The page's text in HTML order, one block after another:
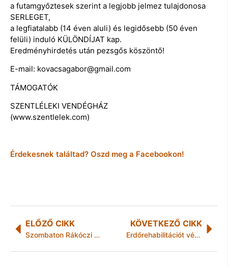
a futamgyőztesek szerint a legjobb jelmez tulajdonosa
SERLEGET,
a legfiatalabb (14 éven aluli) és legidősebb (50 éven
felüli) induló KÜLÖNDÍJAT kap.
Eredményhirdetés után pezsgős köszöntő!
E-mail: kovacsagabor@gmail.com
TÁMOGATÓK
SZENTLÉLEKI VENDÉGHÁZ
(www.szentlelek.com)
Érdekesnek találtad? Oszd meg a Facebookon!
ELŐZŐ CIKK
Szombaton Rákóczi Emléktúra
KÖVETKEZŐ CIKK
Erdőrehabilitációt végez a Hortobágyi Nemzeti Parkban a Jánosik Kft.